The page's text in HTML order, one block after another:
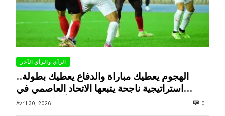
الرأي والرأي الأخر
الهجوم يعطيك مباراة والدفاع يعطيك بطولة..
استراتيجية ناجحة يتبعها الاتحاد العاصمي في
تتويجاته آخر السنوات
Avril 30, 2026 0